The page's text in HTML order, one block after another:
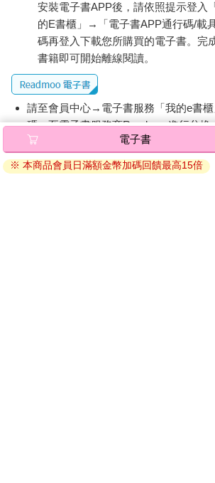
安裝電子書APP後，請依照提示登
的E書櫃」→「電子書APP通行碼/載
碼再登入下載您所購買的電子書。完
書籍即可開始離線閱讀。
請至會員中心→電子書服務「我的e書
碼』至電子書服務商Readmoo進行兌換
退換貨須知：
因版權保護，您在金石堂所購買的電子
電子書
※ 本商品會員日滿額金幣加碼回饋最高15倍